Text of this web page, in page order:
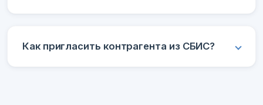
Как пригласить контрагента из СБИС?